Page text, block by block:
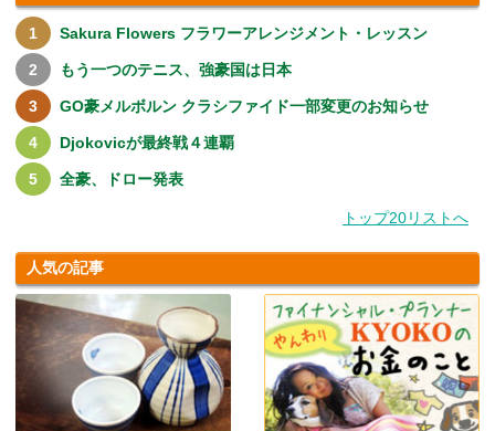
Sakura Flowers フラワーアレンジメント・レッスン
もう一つのテニス、強豪国は日本
GO豪メルボルン クラシファイド一部変更のお知らせ
Djokovicが最終戦４連覇
全豪、ドロー発表
トップ20リストへ
人気の記事